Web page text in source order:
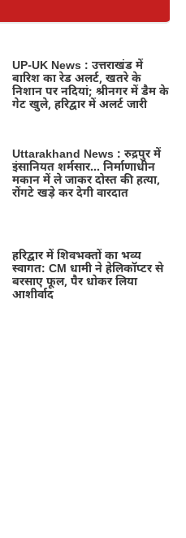
UP-UK News : उत्तराखंड में
बारिश का रेड अलर्ट, खतरे के
निशान पर नदियां; श्रीनगर में डैम के
गेट खुले, हरिद्वार में अलर्ट जारी
Uttarakhand News : रुद्रपुर में
इंसानियत शर्मसार… निर्माणाधीन
मकान में ले जाकर दोस्त की हत्या,
रोंगटे खड़े कर देगी वारदात
हरिद्वार में शिवभक्तों का भव्य
स्वागत: CM धामी ने हेलिकॉप्टर से
बरसाए फूल, पैर धोकर लिया
आशीर्वाद